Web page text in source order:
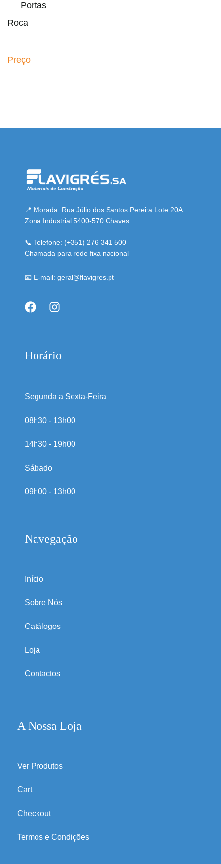
Portas
Roca
Preço
📍 Morada: Rua Júlio dos Santos Pereira Lote 20A
Zona Industrial 5400-570 Chaves
📞 Telefone: (+351) 276 341 500
Chamada para rede fixa nacional
📧 E-mail: geral@flavigres.pt
Horário
Segunda a Sexta-Feira
08h30 - 13h00
14h30 - 19h00
Sábado
09h00 - 13h00
Navegação
Início
Sobre Nós
Catálogos
Loja
Contactos
A Nossa Loja
Ver Produtos
Cart
Checkout
Termos e Condições